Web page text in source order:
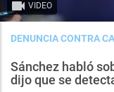
VIDEO
DENUNCIA CONTRA
Sánchez habló
dijo que se